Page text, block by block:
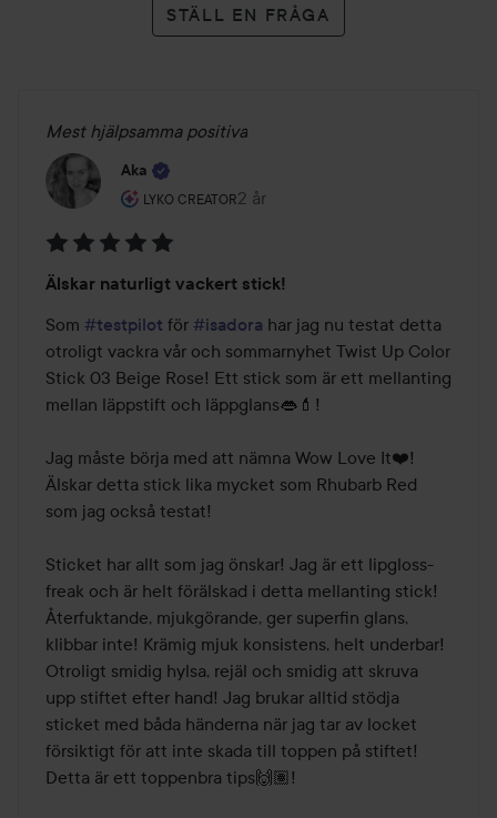
STÄLL EN FRÅGA
Mest hjälpsamma positiva
Aka
LYKO CREATOR
Användarens roll: Lyko Creator.
2 år
Inlägget skapades 2 år
5
av
5
Älskar naturligt vackert stick!
Som #testpilot för #isadora har jag nu testat detta
otroligt vackra vår och sommarnyhet Twist Up Color
Stick 03 Beige Rose! Ett stick som är ett mellanting
mellan läppstift och läppglans👄💄!
Jag måste börja med att nämna Wow Love It❤️!
Älskar detta stick lika mycket som Rhubarb Red
som jag också testat!
Sticket har allt som jag önskar! Jag är ett lipgloss-
freak och är helt förälskad i detta mellanting stick!
Återfuktande, mjukgörande, ger superfin glans,
klibbar inte! Krämig mjuk konsistens, helt underbar!
Otroligt smidig hylsa, rejäl och smidig att skruva
upp stiftet efter hand! Jag brukar alltid stödja
sticket med båda händerna när jag tar av locket
försiktigt för att inte skada till toppen på stiftet!
Detta är ett toppenbra tips🙌🏽!